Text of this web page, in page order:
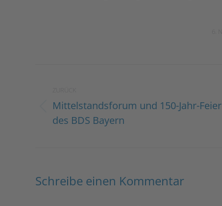
Vorheriger
Beitrag:
Mittelstandsforum und 150-Jahr-Feier
des BDS Bayern
Schreibe einen Kommentar